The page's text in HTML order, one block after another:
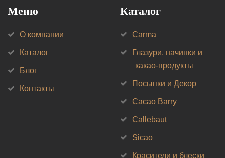
Меню
О компании
Каталог
Блог
Контакты
Каталог
Carma
Глазури, начинки и
какао-продукты
Посыпки и Декор
Cacao Barry
Callebaut
Sicao
Красители и блески